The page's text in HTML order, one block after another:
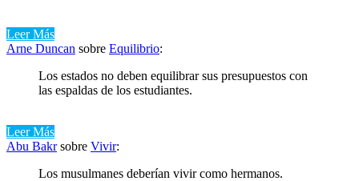
Leer Más
Arne Duncan sobre Equilibrio:
Los estados no deben equilibrar sus presupuestos con
las espaldas de los estudiantes.
Leer Más
Abu Bakrsobre Vivir:
Los musulmanes deberían vivir como hermanos.